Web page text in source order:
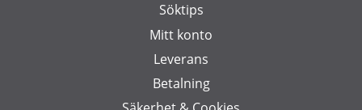
Söktips
Mitt konto
Leverans
Betalning